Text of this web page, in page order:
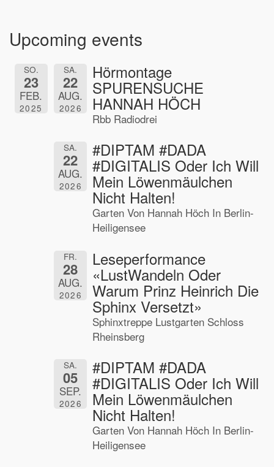
Upcoming events
SO.
23
FEB.
2025
SA.
22
AUG.
2026
Hörmontage
SPURENSUCHE
HANNAH HÖCH
Rbb Radiodrei
SA.
22
AUG.
2026
#DIPTAM #DADA
#DIGITALIS Oder Ich Will
Mein Löwenmäulchen
Nicht Halten!
Garten Von Hannah Höch In Berlin-
Heiligensee
FR.
28
AUG.
2026
Leseperformance
«LustWandeln Oder
Warum Prinz Heinrich Die
Sphinx Versetzt»
Sphinxtreppe Lustgarten Schloss
Rheinsberg
SA.
05
SEP.
2026
#DIPTAM #DADA
#DIGITALIS Oder Ich Will
Mein Löwenmäulchen
Nicht Halten!
Garten Von Hannah Höch In Berlin-
Heiligensee